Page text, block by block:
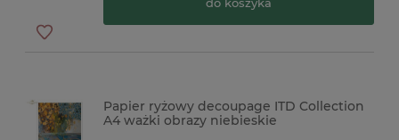
Papier ryżowy decoupage ITD Collection
A4 ważki obrazy niebieskie